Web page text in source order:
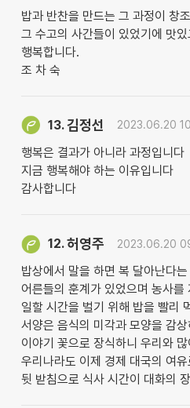
밥과 반찬을 만드는 그 과정이 창
그 수고의 사간들이 있었기에 맛
행복합니다.
조 차 숙
13.김정선 2023.06.20
행복은 결과가 아니라 과정입니다
지금 행복해야 하는 이유입니다
감사합니다
12.허영주 2023.06.20
밥상에서 말을 하면 복 달아난다는
어른들의 훈계가 있었으며 농사를
일할 시간을 벌기 위해 밥을 빨리
서양은 음식의 미각과 모양을 감상
이야기 꽃으로 장식하니 우리와
우리나라도 이제 경제 대국의 여유
뒷 받침으로 식사 시간이 대화의